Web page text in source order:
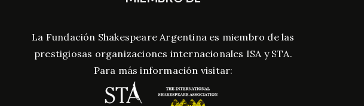
La Fundación Shakespeare Argentina es miembro de las
prestigiosas organizaciones internacionales ISA y STA.
Para más información visitar: